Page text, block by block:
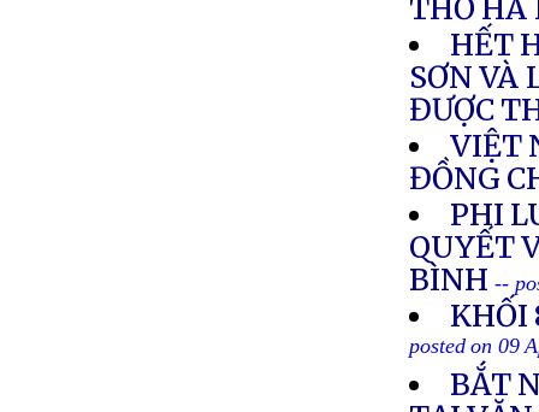
THỜ HÀ
HẾT
SƠN VÀ
ĐƯỢC
VIỆT
ĐỒNG
PHI
QUYẾT
BÌNH --
KHỐI
posted on 09
BẮT